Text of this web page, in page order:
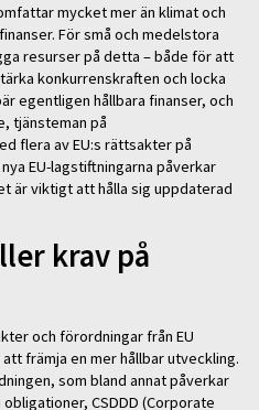
mycket mer än klimat och
För små och medelstora
resurser på detta – både för att
konkurrenskraften och locka
egentligen hållbara finanser, och
tjänsteman på
flera av EU:s rättsakter på
EU-lagstiftningarna påverkar
är viktigt att hålla sig uppdaterad
krav på
och förordningar från EU
främja en mer hållbar utveckling.
som bland annat påverkar
CSDDD (Corporate